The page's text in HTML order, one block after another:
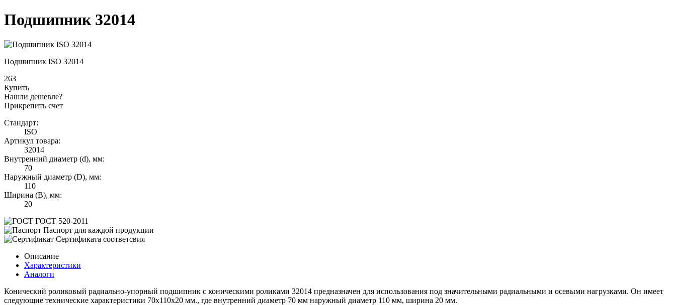
Подшипник 32014
Подшипник ISO 32014
263
Купить
Нашли дешевле?
Прикрепить счет
Стандарт:
ISO
Артикул товара:
32014
Внутренний диаметр (d), мм:
70
Наружный диаметр (D), мм:
110
Ширина (B), мм:
20
ГОСТ 520-2011
Паспорт для каждой продукции
Сертификата соответсвия
Описание
Характеристики
Аналоги
Конический роликовый радиально-упорный подшипник с коническими роликами 32014 предназначен для использования под значительными радиальными и осевыми нагрузками. Он имеет
следующие технические характеристики 70x110x20 мм., где внутренний диаметр 70 мм наружный диаметр 110 мм, ширина 20 мм.